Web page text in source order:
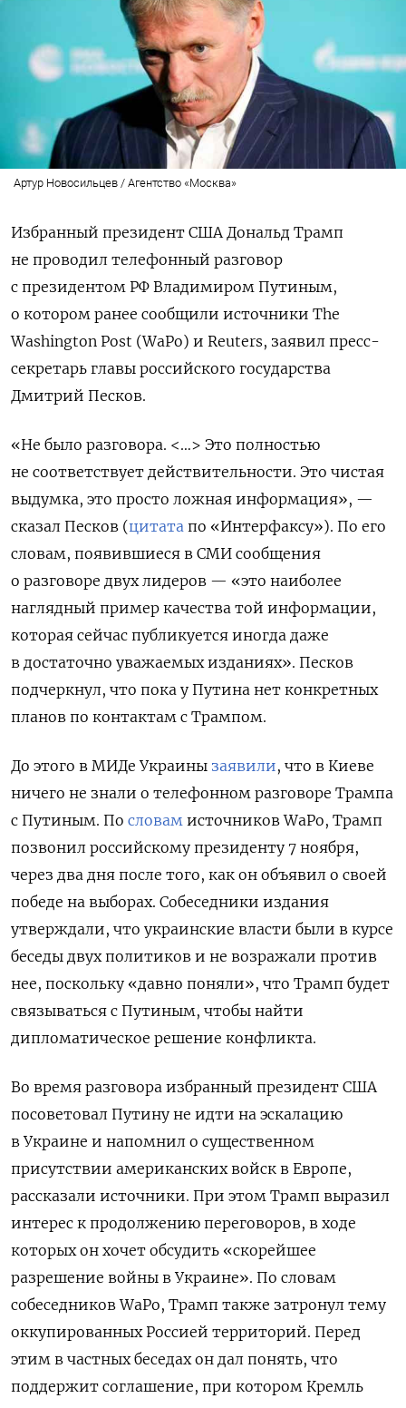
Артур Новосильцев / Агентство «Москва»
Избранный президент США Дональд Трамп
не проводил телефонный разговор
с президентом РФ Владимиром Путиным,
о котором ранее сообщили источники The
Washington Post (WaPo) и Reuters, заявил пресс-
секретарь главы российского государства
Дмитрий Песков.
«Не было разговора. <…> Это полностью
не соответствует действительности. Это чистая
выдумка, это просто ложная информация», —
сказал Песков (цитата по «Интерфаксу»). По его
словам, появившиеся в СМИ сообщения
о разговоре двух лидеров — «это наиболее
наглядный пример качества той информации,
которая сейчас публикуется иногда даже
в достаточно уважаемых изданиях». Песков
подчеркнул, что пока у Путина нет конкретных
планов по контактам с Трампом.
До этого в МИДе Украины заявили, что в Киеве
ничего не знали о телефонном разговоре Трампа
с Путиным. По словам источников WaPo, Трамп
позвонил российскому президенту 7 ноября,
через два дня после того, как он объявил о своей
победе на выборах. Собеседники издания
утверждали, что украинские власти были в курсе
беседы двух политиков и не возражали против
нее, поскольку «давно поняли», что Трамп будет
связываться с Путиным, чтобы найти
дипломатическое решение конфликта.
Во время разговора избранный президент США
посоветовал Путину не идти на эскалацию
в Украине и напомнил о существенном
присутствии американских войск в Европе,
рассказали источники. При этом Трамп выразил
интерес к продолжению переговоров, в ходе
которых он хочет обсудить «скорейшее
разрешение войны в Украине». По словам
собеседников WaPo, Трамп также затронул тему
оккупированных Россией территорий. Перед
этим в частных беседах он дал понять, что
поддержит соглашение, при котором Кремль